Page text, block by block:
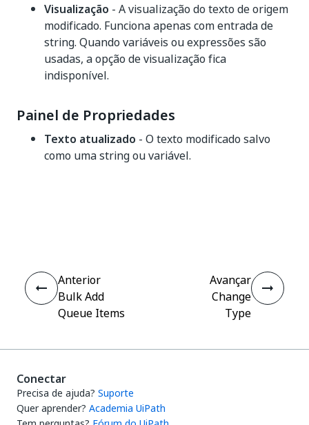
Visualização - A visualização do texto de origem
modificado. Funciona apenas com entrada de
string. Quando variáveis ou expressões são
usadas, a opção de visualização fica
indisponível.
Painel de Propriedades
Texto atualizado - O texto modificado salvo
como uma string ou variável.
Anterior
Bulk Add
Queue Items
Avançar
Change
Type
Conectar
Precisa de ajuda? Suporte
Quer aprender? Academia UiPath